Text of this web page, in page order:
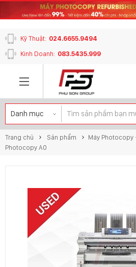
content_copy
Kỹ Thuật: 024.6655.9494
Kinh Doanh: 083.5435.999
Trang chủ Sản phẩm Máy Photocopy
Photocopy A0